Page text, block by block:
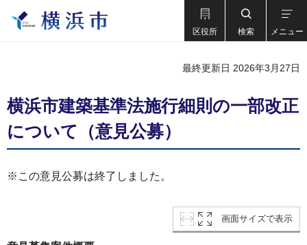
区役所 検索 メニュー
最終更新日 2026年3月27日
横浜市建築基準法施行細則の一部改正
について（意見公募）
※この意見公募は終了しました。
画面サイズで表示